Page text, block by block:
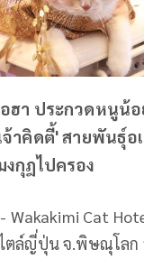
ฮา ประกวดหนูน้
าคิดตี้' สายพันธุ์อ
งกุฎไปครอง
Wakakimi Cat
ตล์ญี่ปุ่น จ.พิษณุโลก